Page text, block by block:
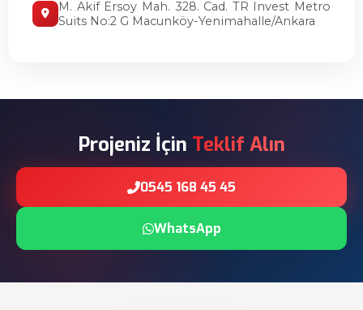
M. Akif Ersoy Mah. 328. Cad. TR Invest Metro
Suits No:2 G Macunköy-Yenimahalle/Ankara
Projeniz İçin Teklif Alın
0545 168 45 45
WhatsApp